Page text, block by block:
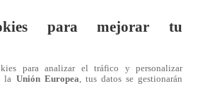
para mejorar tu
para analizar el tráfico y personalizar
la Unión Europea , tus datos se gestionarán